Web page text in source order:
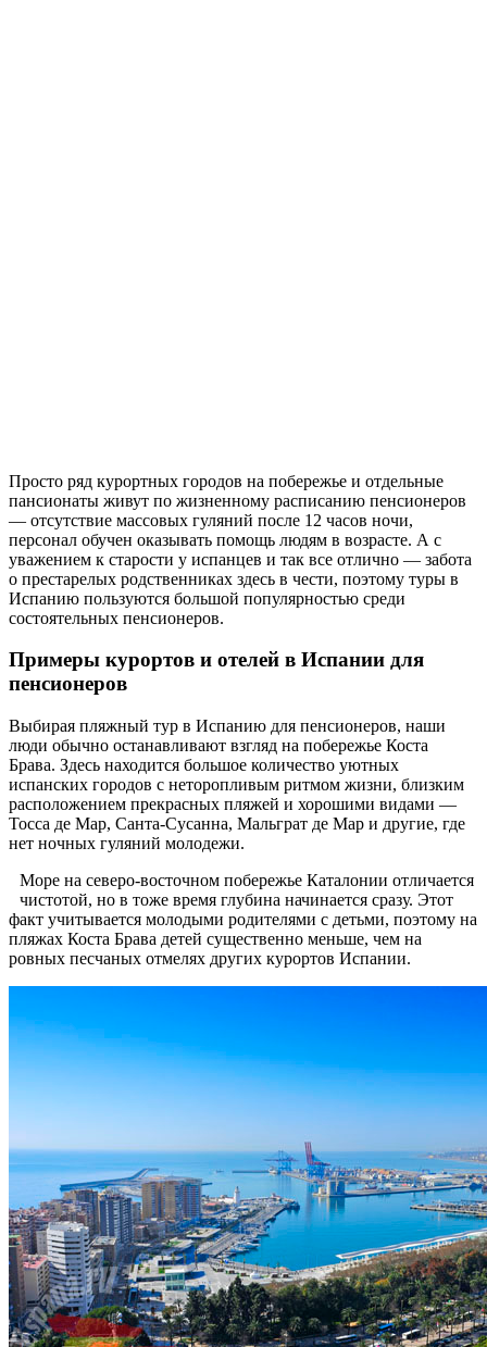
Просто ряд курортных городов на побережье и отдельные
пансионаты живут по жизненному расписанию пенсионеров
— отсутствие массовых гуляний после 12 часов ночи,
персонал обучен оказывать помощь людям в возрасте. А с
уважением к старости у испанцев и так все отлично — забота
о престарелых родственниках здесь в чести, поэтому туры в
Испанию пользуются большой популярностью среди
состоятельных пенсионеров.
Примеры курортов и отелей в Испании для
пенсионеров
Выбирая пляжный тур в Испанию для пенсионеров, наши
люди обычно останавливают взгляд на побережье Коста
Брава. Здесь находится большое количество уютных
испанских городов с неторопливым ритмом жизни, близким
расположением прекрасных пляжей и хорошими видами —
Тосса де Мар, Санта-Сусанна, Мальграт де Мар и другие, где
нет ночных гуляний молодежи.
Море на северо-восточном побережье Каталонии отличается
чистотой, но в тоже время глубина начинается сразу. Этот
факт учитывается молодыми родителями с детьми, поэтому на
пляжах Коста Брава детей существенно меньше, чем на
ровных песчаных отмелях других курортов Испании.